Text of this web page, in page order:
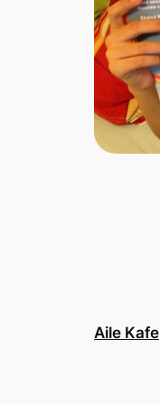
Aile Kafe